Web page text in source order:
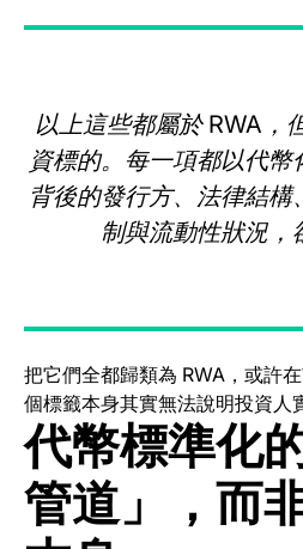
以上這些都屬於 RWA，
資標的。每一項都以代
背後的發行方、法律結
制與流動性狀況，
把它們全都歸類為 RWA，或許
個標籤本身其實無法說明投資人
代幣標準化
管道」，而